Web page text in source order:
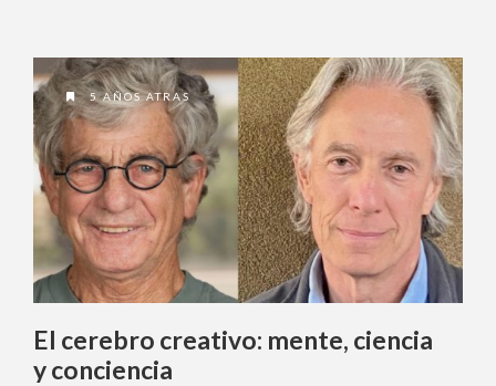
5 AÑOS ATRAS
El cerebro creativo: mente, ciencia
y conciencia